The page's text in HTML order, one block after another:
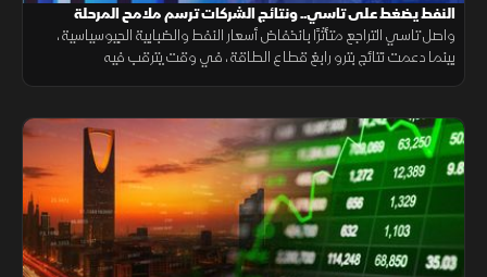
النفط يضغط على تاسي.. ونتائج الشركات ترسم ملامح المرحلة
المقبلة
واصل تاسي التراجع متأثرًا بانخفاض أسعار النفط والضبابية الجيوسياسية،
بينما دعمت نتائج بترو رابغ قطاع الطاقة، في وقت يترقب فيه